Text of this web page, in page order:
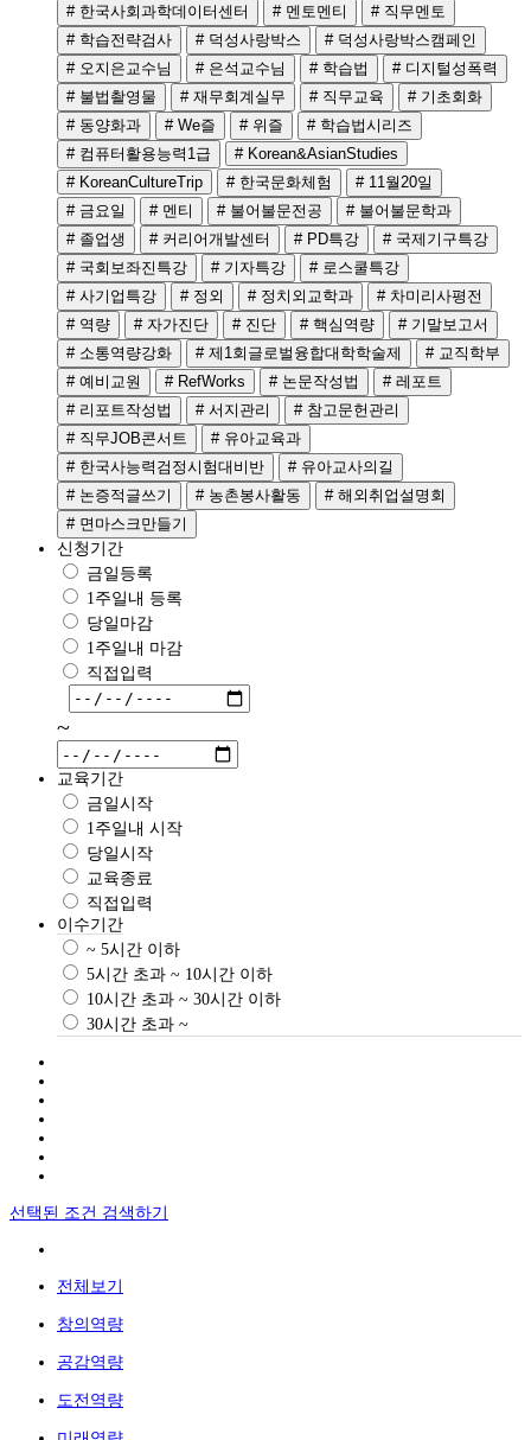
# 한국사회과학데이터센터
# 멘토멘티
# 직무멘토
# 학습전략검사
# 덕성사랑박스
# 덕성사랑박스캠페인
# 오지은교수님
# 은석교수님 # 학습법
# 디지털성폭력
# 불법촬영물
# 재무회계실무 # 직무교육
# 기초회화
# 동양화과
# We즐 # 위즐
# 학습법시리즈
# 컴퓨터활용능력1급
# Korean&AsianStudies
# KoreanCultureTrip
# 한국문화체험
# 11월20일
# 금요일
# 멘티 # 불어불문전공
# 불어불문학과
# 졸업생
# 커리어개발센터 # PD특강
# 국제기구특강
# 국회보좌진특강
# 기자특강
# 로스쿨특강
# 사기업특강
# 정외 # 정치외교학과
# 차미리사평전
# 역량
# 자가진단 # 진단 # 핵심역량
# 기말보고서
# 소통역량강화
# 제1회글로벌융합대학학술제
# 교직학부
# 예비교원
# RefWorks # 논문작성법
# 레포트
# 리포트작성법
# 서지관리
# 참고문헌관리
# 직무JOB콘서트
# 유아교육과
# 한국사능력검정시험대비반
# 유아교사의길
# 논증적글쓰기
# 농촌봉사활동
# 해외취업설명회
# 면마스크만들기
신청기간
금일등록
1주일내 등록
당일마감
1주일내 마감
직접입력
~
교육기간
금일시작
1주일내 시작
당일시작
교육종료
직접입력
이수기간
~ 5시간 이하
5시간 초과 ~ 10시간 이하
10시간 초과 ~ 30시간 이하
30시간 초과 ~
선택된 조건 검색하기
전체보기
창의역량
공감역량
도전역량